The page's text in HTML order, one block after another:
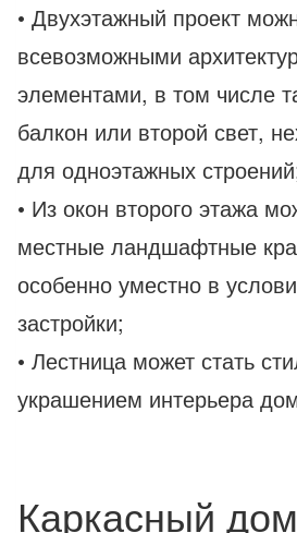
• Двухэтажный проект
всевозможными
элементами, в том числе
балкон или второй свет,
для одноэтажных
• Из окон второго этажа
местные ландшафтные
особенно уместно в
застройки;
• Лестница может стать
украшением интерьера
Каркасный